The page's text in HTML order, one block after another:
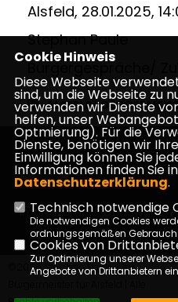
Alsfeld, 28.01.2025,
Stephan Paule
Bürgergespräche/
ALSFELD,
Impressum Datenschutz
©2026 Stephan Paule - Ihr
Cookie Hinweis
Diese Webseite
sind, um die Webseite zu
verwenden wir Dienste
helfen, unser
Optmierung). Für die
Dienste, benötigen wir
Einwilligung können Sie
Informationen finden Sie
Datenschutzerklärung.
Technisch notwendige
Die notwendigen Cookies
ordnungsgemäßen Gebrauch
Cookies von
Zur Optimierung unserer
Angebote von Drittanbietern